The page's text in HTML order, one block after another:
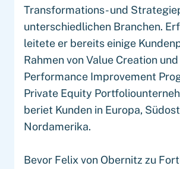
Transformations- und
unterschiedlichen Branchen.
leitete er bereits einige
Rahmen von Value Creation und
Performance Improvement
Private Equity
beriet Kunden in Europa,
Nordamerika.
Bevor Felix von Obernitz zu